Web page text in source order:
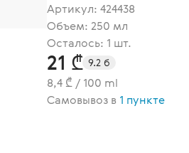
Артикул: 424438
Объем: 250 мл
Осталось: 1 шт.
21 ₾ 9.2 б
8,4 ₾ / 100 ml
Самовывоз в 1 пункте